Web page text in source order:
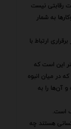
رقابتی نیست
به شمار
ارتباط با
این است که
در میان انبوه
آن‌ها را به
است.
هستند چه